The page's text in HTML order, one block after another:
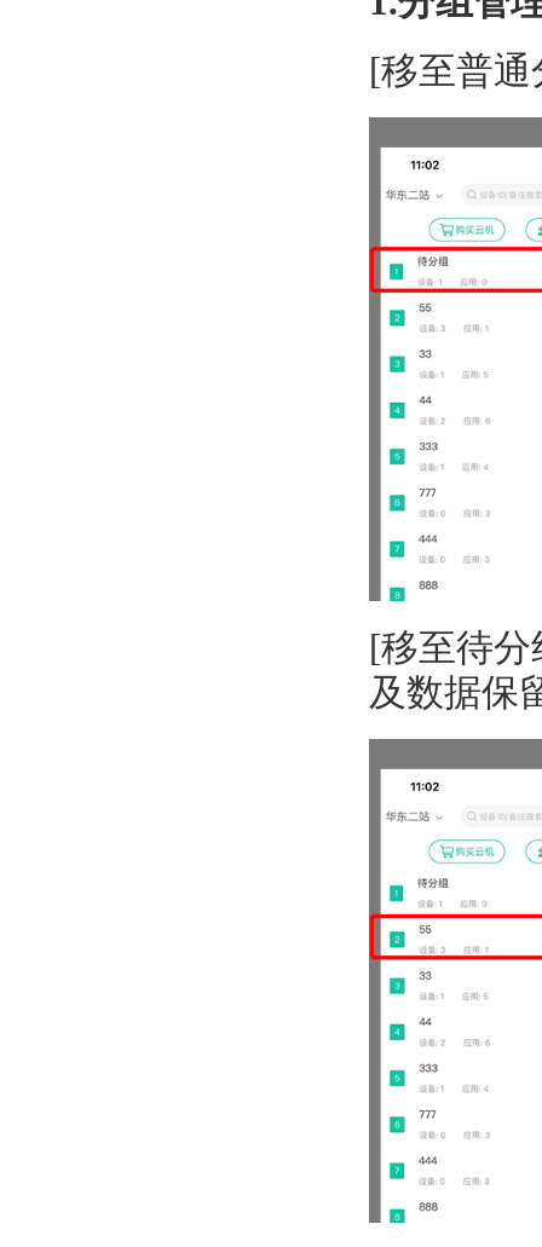
[移至普通
[移至待
及数据保